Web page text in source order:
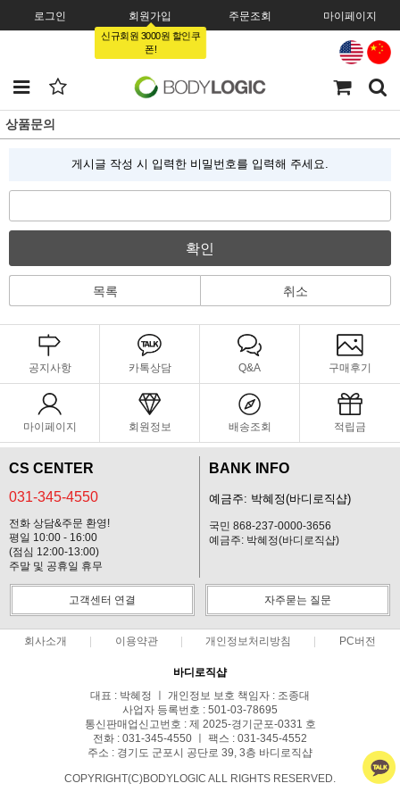
로그인 회원가입
신규회원 3000원 할인쿠
폰!
주문조회 마이페이지
상품문의
게시글 작성 시 입력한 비밀번호를 입력해 주세요.
확인
목록 취소
공지사항 카톡상담 Q&A 구매후기
마이페이지 회원정보 배송조회 적립금
CS CENTER
031-345-4550
전화 상담&주문 환영!
평일 10:00 - 16:00
(점심 12:00-13:00)
주말 및 공휴일 휴무
BANK INFO
예금주: 박혜정(바디로직샵)
국민 868-237-0000-3656
예금주: 박혜정(바디로직샵)
고객센터 연결 자주묻는 질문
회사소개 이용약관 개인정보처리방침 PC버전
바디로직샵
대표 : 박혜정 ㅣ 개인정보 보호 책임자 : 조종대
사업자 등록번호 : 501-03-78695
통신판매업신고번호 : 제 2025-경기군포-0331 호
전화 : 031-345-4550 ㅣ 팩스 : 031-345-4552
주소 : 경기도 군포시 공단로 39, 3층 바디로직샵
COPYRIGHT(C)BODYLOGIC ALL RIGHTS RESERVED.